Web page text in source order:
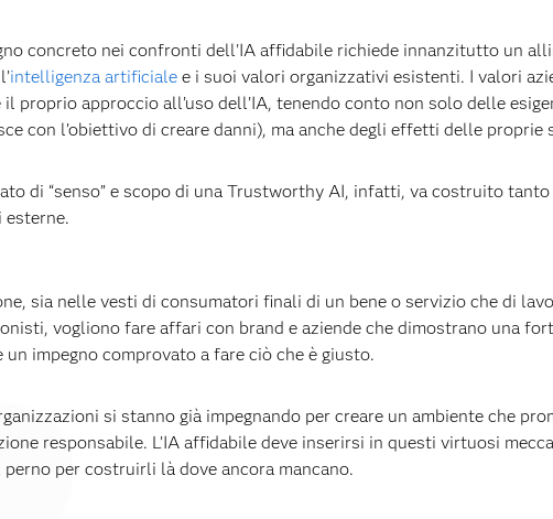
concreto nei confronti dell'IA affidabile richiede innanzitutto un
intelligenza artificiale e i suoi valori organizzativi esistenti. I valori
proprio approccio all’uso dell’IA, tenendo conto non solo delle
con l’obiettivo di creare danni), ma anche degli effetti delle proprie
di “senso” e scopo di una Trustworthy AI, infatti, va costruito
esterne.
sia nelle vesti di consumatori finali di un bene o servizio che di
vogliono fare affari con brand e aziende che dimostrano una
un impegno comprovato a fare ciò che è giusto.
si stanno già impegnando per creare un ambiente che
responsabile. L’IA affidabile deve inserirsi in questi virtuosi
perno per costruirli là dove ancora mancano.